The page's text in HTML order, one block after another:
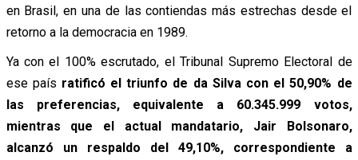
en Brasil, en una de las contiendas más estrechas desde el
retorno a la democracia en 1989.
Ya con el 100% escrutado, el Tribunal Supremo Electoral de
ese país ratificó el triunfo de da Silva con el 50,90% de
las preferencias, equivalente a 60.345.999 votos,
mientras que el actual mandatario, Jair Bolsonaro,
alcanzó un respaldo del 49,10%, correspondiente a